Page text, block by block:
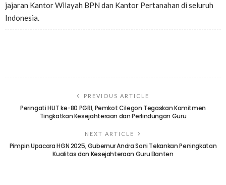
jajaran Kantor Wilayah BPN dan Kantor Pertanahan di seluruh
Indonesia.
PREVIOUS ARTICLE
Peringati HUT ke-80 PGRI, Pemkot Cilegon Tegaskan Komitmen
Tingkatkan Kesejahteraan dan Perlindungan Guru
NEXT ARTICLE
Pimpin Upacara HGN 2025, Gubernur Andra Soni Tekankan Peningkatan
Kualitas dan Kesejahteraan Guru Banten